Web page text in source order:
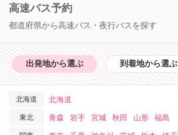
高速バス予約
都道府県から高速バス・夜行バスを探す
出発地から選ぶ 到着地から選ぶ
北海道 北海道
東北 青森 岩手 宮城 秋田 山形 福島